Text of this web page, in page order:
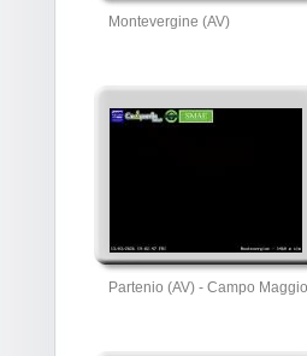
Montevergine (AV)
Partenio (AV) - Campo